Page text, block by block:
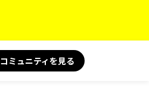
コミュニティを見る